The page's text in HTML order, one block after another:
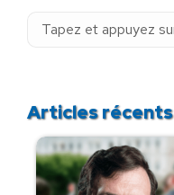
Recherche
Articles récents